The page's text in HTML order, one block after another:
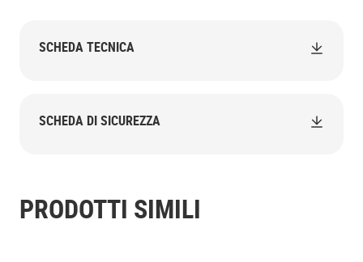
SCHEDA TECNICA
SCHEDA DI SICUREZZA
PRODOTTI SIMILI